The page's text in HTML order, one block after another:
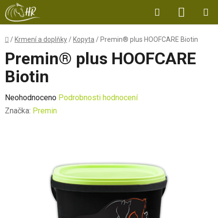
Přejít
na
obsah
Hledat
KOŠÍK
Domů
/ Krmení a doplňky / Kopyta / Premin® plus HOOFCARE Biotin
Premin® plus HOOFCARE
Biotin
Průměrné
hodnocení
Neohodnoceno Podrobnosti hodnocení
Značka: Premin